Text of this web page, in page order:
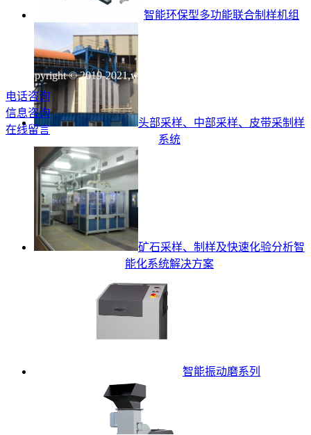
智能环保型多功能联合制样机组
头部采样、中部采样、皮带采制样
系统
矿石采样、制样及快速化验分析智
能化系统解决方案
智能振动磨系列
Copyright © 2019-2021,www.zjhlyq.com,All rights reserved
电话咨询
信息咨询
在线留言